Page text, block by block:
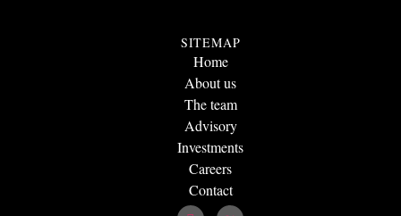
SITEMAP
Home
About us
The team
Advisory
Investments
Careers
Contact